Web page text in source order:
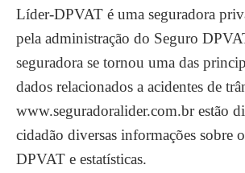
Líder-DPVAT é uma seguradora
pela administração do Seguro
seguradora se tornou uma das
dados relacionados a acidentes de
www.seguradoralider.com.br estão
cidadão diversas informações sobre
DPVAT e estatísticas.